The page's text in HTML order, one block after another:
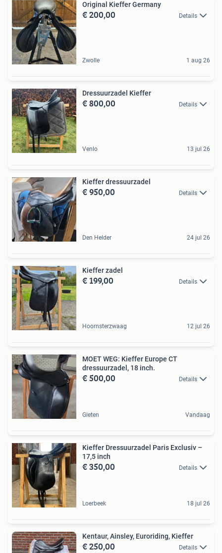
Original Kieffer Germany
€ 200,00 Details
Zwolle 1 aug 26
Dressuurzadel Kieffer
€ 800,00 Details
Venlo 13 jul 26
Kieffer dressuurzadel
€ 950,00 Details
Den Helder 24 jul 26
Kieffer zadel
€ 199,00 Details
Hoornsterzwaag 12 jul 26
MOET WEG: Kieffer Europe CT
dressuurzadel, 18 inch.
€ 500,00 Details
Gieten Vandaag
Kieffer Dressuurzadel Paris Exclusiv –
17,5 inch
€ 350,00 Details
Loerbeek 18 jul 26
Kentaur, Ainsley, Euroriding, Kieffer
€ 250,00 Details